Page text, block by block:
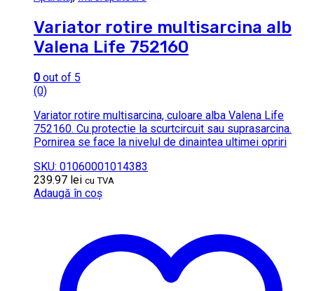
Variator rotire multisarcina alb
Valena Life 752160
0 out of 5
(0)
Variator rotire multisarcina, culoare alba Valena Life
752160. Cu protectie la scurtcircuit sau suprasarcina.
Pornirea se face la nivelul de dinaintea ultimei opriri
SKU: 01060001014383
239.97 lei cu TVA
Adaugă în coș